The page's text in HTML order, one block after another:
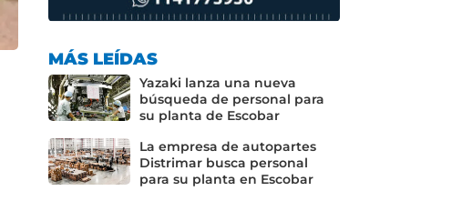
MÁS LEÍDAS
Yazaki lanza una nueva
búsqueda de personal para
su planta de Escobar
La empresa de autopartes
Distrimar busca personal
para su planta en Escobar